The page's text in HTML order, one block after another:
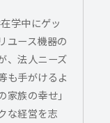
学中にゲッ
ユース機器の
、法人ニーズ
も手がけるよ
家族の幸せ」
な経営を志